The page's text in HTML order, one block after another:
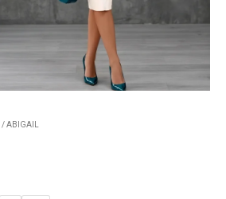
/ ABIGAIL